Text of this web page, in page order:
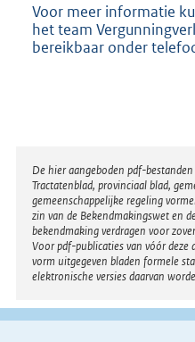
Voor meer informatie
het team
bereikbaar onder
Disclaimer
De hier aangeboden pdf-
Tractatenblad, provinciaal blad,
gemeenschappelijke regeling
zin van de Bekendmakingswet en
bekendmaking verdragen voor
Voor pdf-publicaties van vóór deze
vorm uitgegeven bladen formele
elektronische versies daarvan